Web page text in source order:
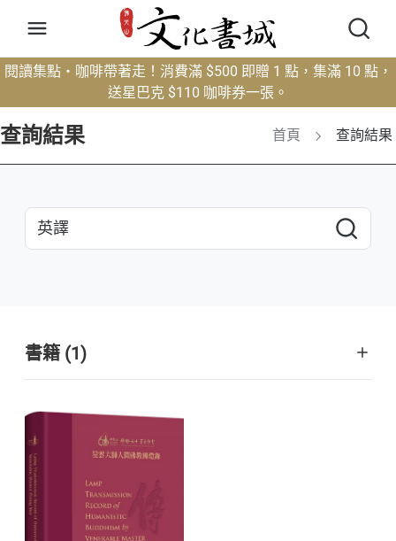
閱讀集點・咖啡帶著走！消費滿 $500 即贈 1 點，集滿 10 點，
送星巴克 $110 咖啡券一張。
查詢結果 首頁 查詢結果
書籍 (1)